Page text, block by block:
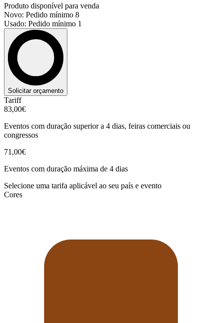
Produto disponível para venda
Novo: Pedido mínimo 8
Usado: Pedido mínimo 1
Solicitar orçamento
Tariff
83,00€
Eventos com duração superior a 4 dias, feiras comerciais ou
congressos
71,00€
Eventos com duração máxima de 4 dias
Selecione uma tarifa aplicável ao seu país e evento
Cores